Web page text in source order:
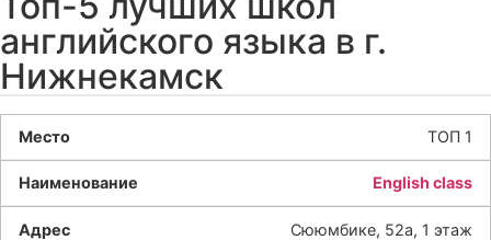
английского языка в г.
Нижнекамск
ТОП 1
English class
Сююмбике, 52а, 1 этаж